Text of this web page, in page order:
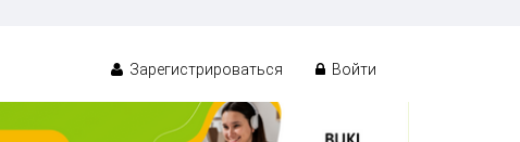
Зарегистрироваться Войти